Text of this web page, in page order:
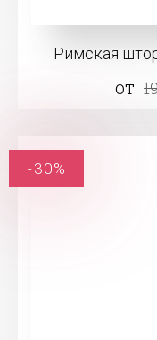
Римская
от
-30%